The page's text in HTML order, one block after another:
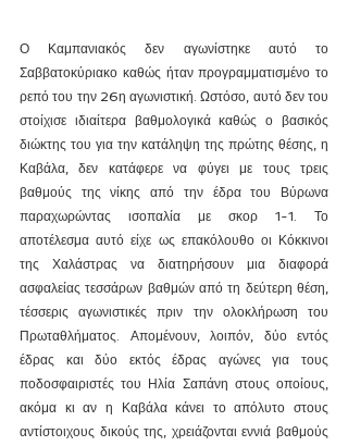
Ο Καμπανιακός δεν αγωνίστηκε αυτό το
Σαββατοκύριακο καθώς ήταν προγραμματισμένο το
ρεπό του την 26η αγωνιστική. Ωστόσο, αυτό δεν του
στοίχισε ιδιαίτερα βαθμολογικά καθώς ο βασικός
διώκτης του για την κατάληψη της πρώτης θέσης, η
Καβάλα, δεν κατάφερε να φύγει με τους τρεις
βαθμούς της νίκης από την έδρα του Βύρωνα
παραχωρώντας ισοπαλία με σκορ 1-1. Το
αποτέλεσμα αυτό είχε ως επακόλουθο οι Κόκκινοι
της Χαλάστρας να διατηρήσουν μια διαφορά
ασφαλείας τεσσάρων βαθμών από τη δεύτερη θέση,
τέσσερις αγωνιστικές πριν την ολοκλήρωση του
Πρωταθλήματος. Απομένουν, λοιπόν, δύο εντός
έδρας και δύο εκτός έδρας αγώνες για τους
ποδοσφαιριστές του Ηλία Σαπάνη στους οποίους,
ακόμα κι αν η Καβάλα κάνει το απόλυτο στους
αντίστοιχους δικούς της, χρειάζονται εννιά βαθμούς